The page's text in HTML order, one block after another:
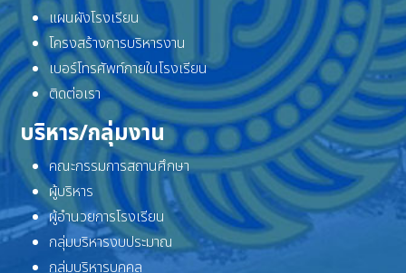
แผนผังโรงเรียน
โครงสร้างการบริหารงาน
เบอร์โทรศัพท์ภายในโรงเรียน
ติดต่อเรา
บริหาร/กลุ่มงาน
คณะกรรมการสถานศึกษา
ผู้บริหาร
ผู้อำนวยการโรงเรียน
กลุ่มบริหารงบประมาณ
กลุ่มบริหารบุคคล